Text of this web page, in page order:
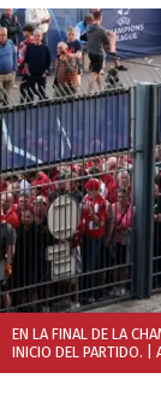
EN LA FINAL DE LA
INICIO DEL PARTIDO. |